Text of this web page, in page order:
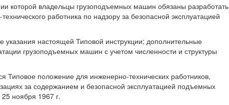
которой владельцы грузоподъемных машин обязаны разработать
работника по надзору за безопасной эксплуатацией
настоящей Типовой инструкции; дополнительные
грузоподъемных машин с учетом численности и структуры
Типовое положение для инженерно-технических работников,
за содержанием и безопасной эксплуатацией подъемных
ноября 1967 г.